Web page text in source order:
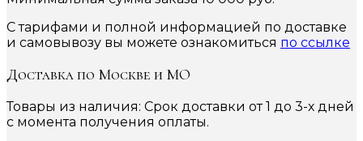
С тарифами и полной информацией по доставке
и самовывозу вы можете ознакомиться по ссылке
Доставка по Москве и МО
Товары из наличия: Срок доставки от 1 до 3-х дней
с момента получения оплаты.